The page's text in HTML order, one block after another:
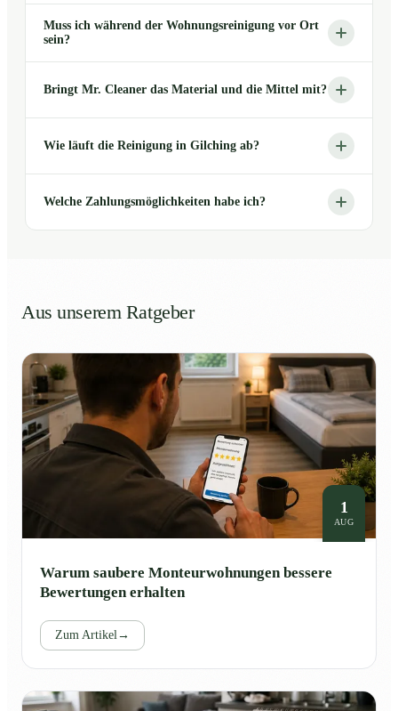
Muss ich während der Wohnungsreinigung vor Ort
sein?
Bringt Mr. Cleaner das Material und die Mittel mit?
Wie läuft die Reinigung in Gilching ab?
Welche Zahlungsmöglichkeiten habe ich?
Aus unserem Ratgeber
1
AUG
Warum saubere Monteurwohnungen bessere
Bewertungen erhalten
Zum Artikel →